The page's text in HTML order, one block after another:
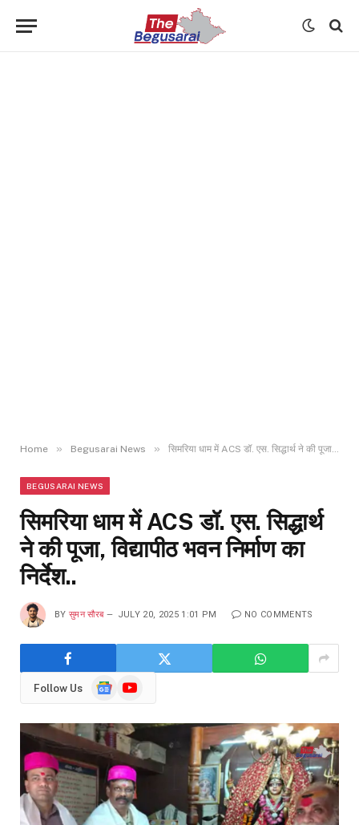
Home » Begusarai News » सिमरिया धाम में ACS डॉ. एस. सिद्धार्थ ने की पूजा, विद्यापीठ भवन निर्माण का निर्देश..
BEGUSARAI NEWS
सिमरिया धाम में ACS डॉ. एस. सिद्धार्थ
ने की पूजा, विद्यापीठ भवन निर्माण का
निर्देश..
BY सुमन सौरब JULY 20, 2025 1:01 PM NO COMMENTS
Follow Us
GoogleYouTube